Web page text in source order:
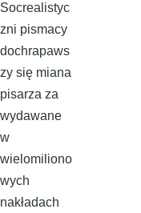
Socrealistyc
zni pismacy
dochrapaws
zy się miana
pisarza za
wydawane
w
wielomiliono
wych
nakładach